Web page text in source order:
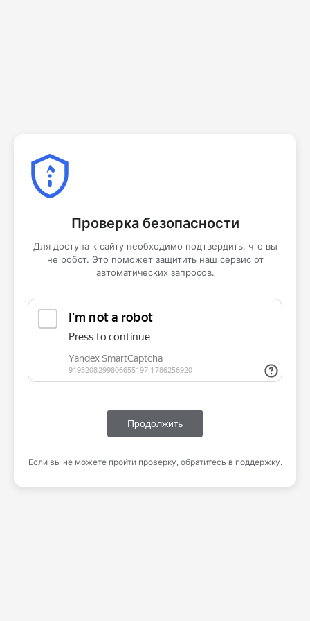
Проверка безопасности
Для доступа к сайту необходимо подтвердить, что вы
не робот. Это поможет защитить наш сервис от
автоматических запросов.
Продолжить
Если вы не можете пройти проверку, обратитесь в поддержку.